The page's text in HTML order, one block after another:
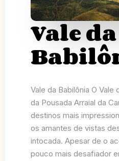
Vale da
Vale da Babilônia O Vale
da Pousada Arraial da
destinos mais
os amantes de vistas
intocada. Apesar de o
pouco mais desafiador